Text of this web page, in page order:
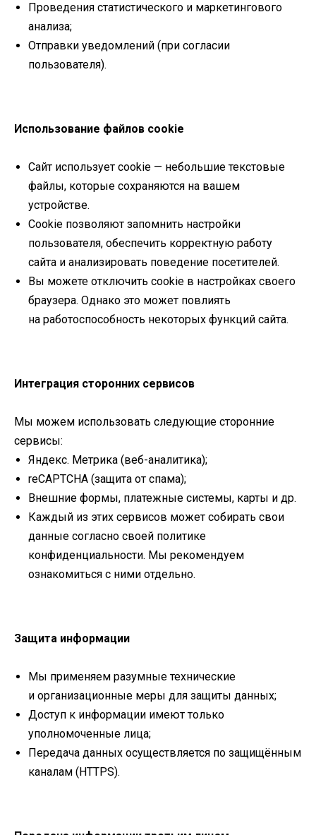
Проведения статистического и маркетингового
анализа;
Отправки уведомлений (при согласии
пользователя).
Использование файлов cookie
Сайт использует cookie — небольшие текстовые
файлы, которые сохраняются на вашем
устройстве.
Cookie позволяют запомнить настройки
пользователя, обеспечить корректную работу
сайта и анализировать поведение посетителей.
Вы можете отключить cookie в настройках своего
браузера. Однако это может повлиять
на работоспособность некоторых функций сайта.
Интеграция сторонних сервисов
Мы можем использовать следующие сторонние
сервисы:
Яндекс. Метрика (веб-аналитика);
reCAPTCHA (защита от спама);
Внешние формы, платежные системы, карты и др.
Каждый из этих сервисов может собирать свои
данные согласно своей политике
конфиденциальности. Мы рекомендуем
ознакомиться с ними отдельно.
Защита информации
Мы применяем разумные технические
и организационные меры для защиты данных;
Доступ к информации имеют только
уполномоченные лица;
Передача данных осуществляется по защищённым
каналам (HTTPS).